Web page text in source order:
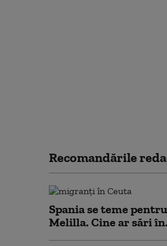
Recomandările
Spania se teme
Melilla. Cine ar sări